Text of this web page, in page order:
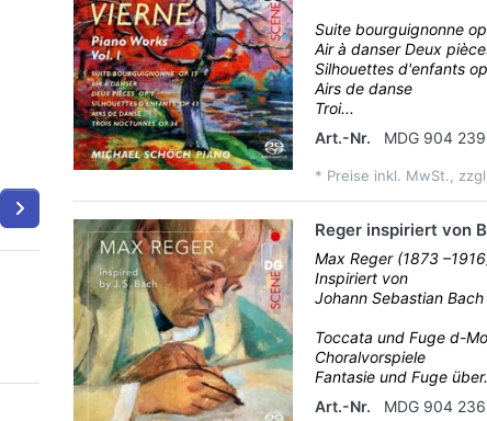
Suite bourguignonne
Air à danser Deux
Silhouettes d'enfants
Airs de danse
Troi...
Art.-Nr.
MDG 904
* Preise inkl. MwSt., zzgl.
Reger inspiriert von
Max Reger (1873
Inspiriert von
Johann Sebastian
Toccata und Fuge d-
Choralvorspiele
Fantasie und Fuge
Art.-Nr.
MDG 904